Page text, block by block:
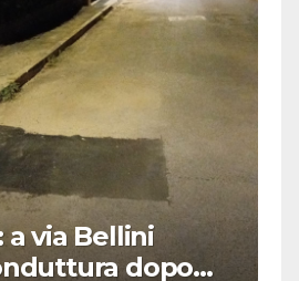
via Bellini
dopo